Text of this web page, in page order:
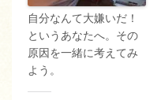
自分なんて大嫌いだ！
というあなたへ。その
原因を一緒に考えてみ
よう。